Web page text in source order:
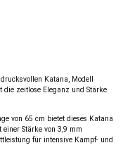
Katana, Modell
die zeitlose Eleganz und Stärke
von 65 cm bietet dieses Katana
Stärke von 3,9 mm
für intensive Kampf- und